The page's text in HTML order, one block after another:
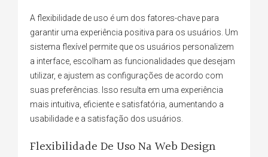
A flexibilidade de uso é um dos fatores-chave para
garantir uma experiência positiva para os usuários. Um
sistema flexível permite que os usuários personalizem
a interface, escolham as funcionalidades que desejam
utilizar, e ajustem as configurações de acordo com
suas preferências. Isso resulta em uma experiência
mais intuitiva, eficiente e satisfatória, aumentando a
usabilidade e a satisfação dos usuários.
Flexibilidade De Uso Na Web Design